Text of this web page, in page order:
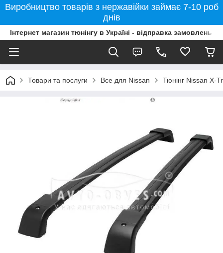
Виробництво товарів з нержавійки займає 7-10 роб
днів
Інтернет магазин тюнінгу в Україні - відправка замовлень
Товари та послуги Все для Nissan Тюнінг Nissan X-